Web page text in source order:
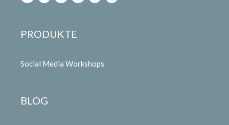
PRODUKTE
Social Media Workshops
BLOG